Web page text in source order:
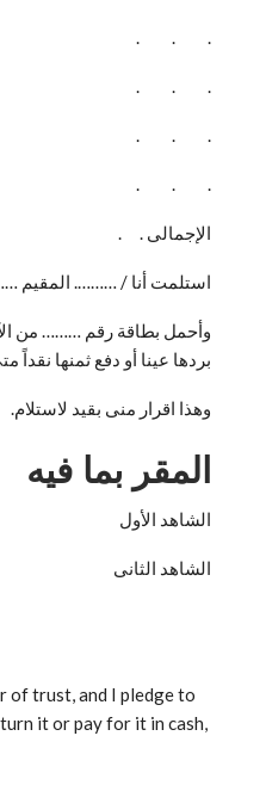
. . .
. . .
. . .
. . .
الإجمالى . .
استلمت أنا / ……….
وأحمل بطاقة رقم ……… من
بردها عينا أو دفع ثمنها
وهذا اقرار منى بقيد لاستلام.
المقر بما فيه
الشاهد الأول
الشاهد الثانى
of trust, and I pledge to
it or pay for it in cash,